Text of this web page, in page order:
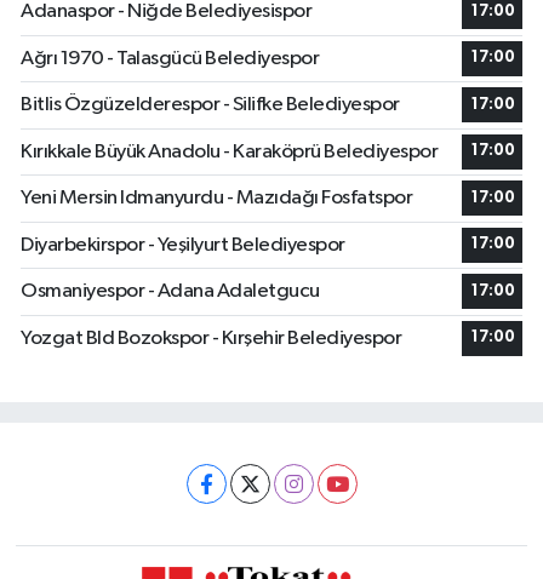
Adanaspor - Niğde Belediyesispor 17:00
Ağrı 1970 - Talasgücü Belediyespor 17:00
Bitlis Özgüzelderespor - Silifke Belediyespor 17:00
Kırıkkale Büyük Anadolu - Karaköprü Belediyespor 17:00
Yeni Mersin Idmanyurdu - Mazıdağı Fosfatspor 17:00
Diyarbekirspor - Yeşilyurt Belediyespor 17:00
Osmaniyespor - Adana Adaletgucu 17:00
Yozgat Bld Bozokspor - Kırşehir Belediyespor 17:00